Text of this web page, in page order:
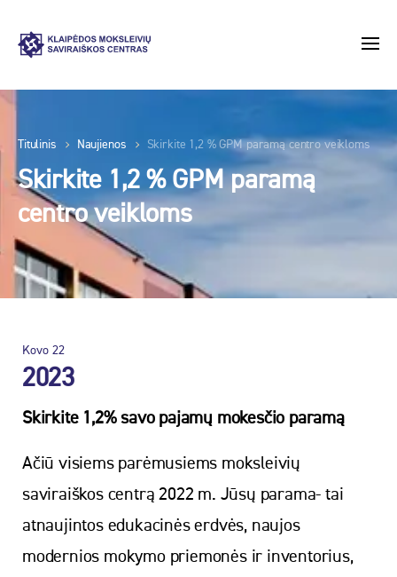
Titulinis Naujienos Skirkite 1,2 % GPM paramą centro veikloms
Skirkite 1,2 % GPM paramą
centro veikloms
Kovo 22
2023
Skirkite 1,2% savo pajamų mokesčio paramą
Ačiū visiems parėmusiems moksleivių
saviraiškos centrą 2022 m. Jūsų parama- tai
atnaujintos edukacinės erdvės, naujos
modernios mokymo priemonės ir inventorius,